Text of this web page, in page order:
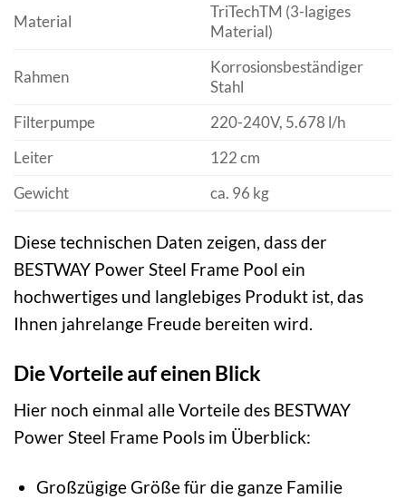
Material
TriTechTM (3-lagiges
Material)
Rahmen
Korrosionsbeständiger
Stahl
Filterpumpe
220-240V, 5.678 l/h
Leiter
122 cm
Gewicht
ca. 96 kg
Diese technischen Daten zeigen, dass der
BESTWAY Power Steel Frame Pool ein
hochwertiges und langlebiges Produkt ist, das
Ihnen jahrelange Freude bereiten wird.
Die Vorteile auf einen Blick
Hier noch einmal alle Vorteile des BESTWAY
Power Steel Frame Pools im Überblick:
Großzügige Größe für die ganze Familie